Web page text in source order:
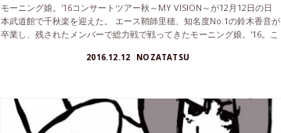
モーニング娘。'16コンサートツアー秋～MY VISION～が12月12日の日
本武道館で千秋楽を迎えた。 エース鞘師里穂、知名度No.1の鈴木香音が
卒業し、残されたメンバーで総力戦で戦ってきたモーニング娘。'16。こ
2016.12.12 NOZATATSU